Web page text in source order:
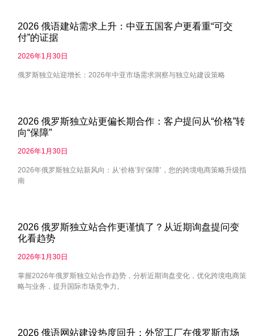
2026 俄语建站需求上升：中亚五国客户更看重“可交
付”的证据
2026年1月30日
俄罗斯独立站迎增长：2026年中亚市场需求洞察与独立站建设策略
2026 俄罗斯独立站更偏长期合作：客户提问从“价格”转
向“保障”
2026年1月30日
2026年俄罗斯独立站新风向：从‘价格’到‘保障’，您的跨境电商策略升级指
南
2026 俄罗斯独立站合作更谨慎了？从近期询盘提问变
化看趋势
2026年1月30日
掌握2026年俄罗斯独立站合作趋势，分析近期询盘变化，优化跨境电商策
略与业务，提升国际市场竞争力。
2026 俄语网站建设热度回升：外贸工厂在俄罗斯市场